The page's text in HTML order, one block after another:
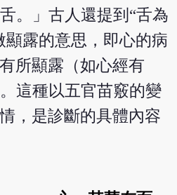
。」古人還提到“舌為
顯露的意思，即心的病
所顯露（如心經有
這種以五官苗竅的變
，是診斷的具體內容